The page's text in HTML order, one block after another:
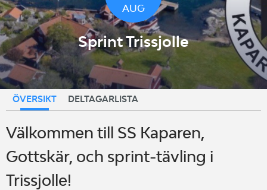
AUG
Sprint Trissjolle
ÖVERSIKT DELTAGARLISTA
Välkommen till SS Kaparen,
Gottskär, och sprint-tävling i
Trissjolle!